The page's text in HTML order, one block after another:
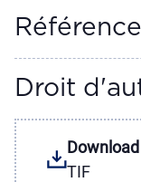
Droit
Download
TIF